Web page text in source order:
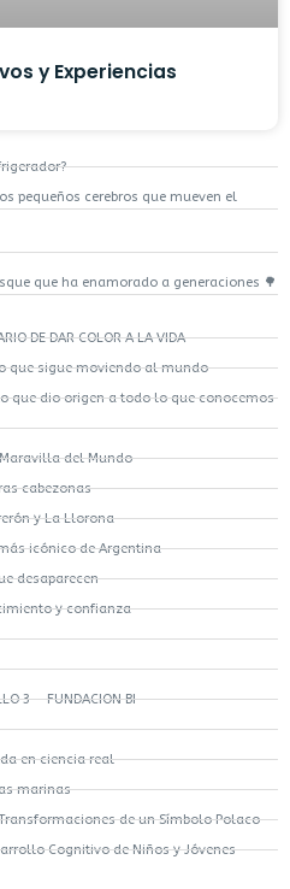
y Experiencias
pequeños cerebros que mueven el
que ha enamorado a generaciones 🌳
DE DAR COLOR A LA VIDA
que sigue moviendo al mundo
que dio origen a todo lo que conocemos
del Mundo
cabezonas
y La Llorona
icónico de Argentina
desaparecen
y confianza
3 – FUNDACION BI
en ciencia real
marinas
de un Símbolo Polaco
Cognitivo de Niños y Jóvenes